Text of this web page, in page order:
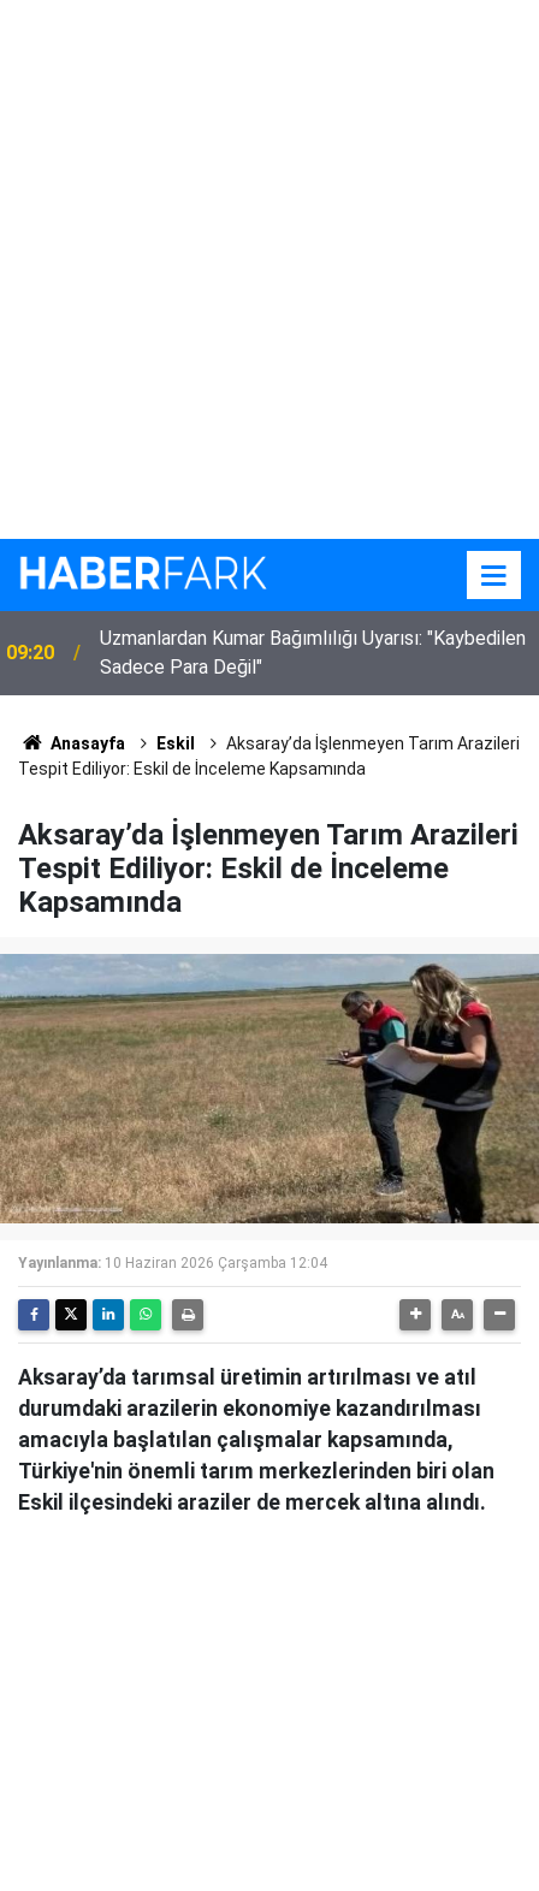
09:20
Uzmanlardan Kumar Bağımlılığı Uyarısı: "Kaybedilen
Sadece Para Değil"
Anasayfa Eskil
Aksaray’da İşlenmeyen Tarım Arazileri
Tespit Ediliyor: Eskil de İnceleme Kapsamında
Aksaray’da İşlenmeyen Tarım Arazileri
Tespit Ediliyor: Eskil de İnceleme
Kapsamında
Yayınlanma: 10 Haziran 2026 Çarşamba 12:04
Aksaray’da tarımsal üretimin artırılması ve atıl
durumdaki arazilerin ekonomiye kazandırılması
amacıyla başlatılan çalışmalar kapsamında,
Türkiye'nin önemli tarım merkezlerinden biri olan
Eskil ilçesindeki araziler de mercek altına alındı.